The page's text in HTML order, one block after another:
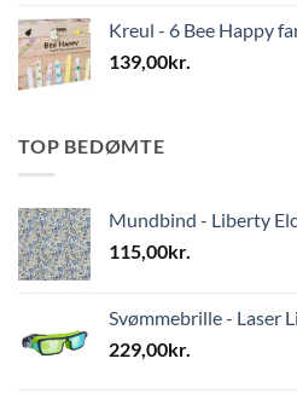
Kreul - 6 Bee Happy
139,00kr.
TOP BEDØMTE
Mundbind - Liberty
115,00kr.
Svømmebrille - Laser
229,00kr.